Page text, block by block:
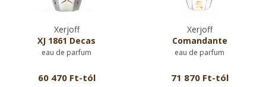
Xerjoff
XJ 1861 Decas
eau de parfum
60 470 Ft-tól
Xerjoff
Comandante
eau de parfum
71 870 Ft-tól